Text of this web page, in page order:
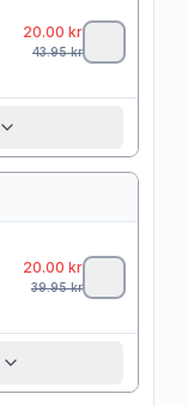
20.00 kr
43.95kr
20.00 kr
39.95kr